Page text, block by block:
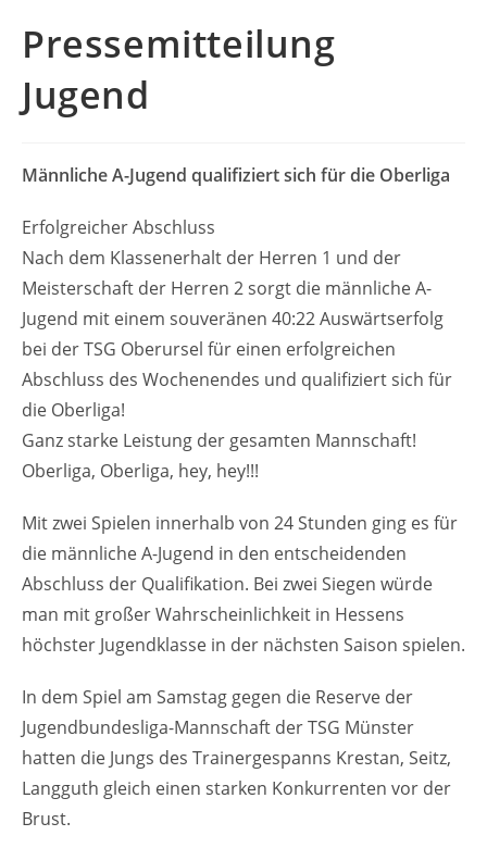
Pressemitteilung
Jugend
Männliche A-Jugend qualifiziert sich für die Oberliga
Erfolgreicher Abschluss
Nach dem Klassenerhalt der Herren 1 und der
Meisterschaft der Herren 2 sorgt die männliche A-
Jugend mit einem souveränen 40:22 Auswärtserfolg
bei der TSG Oberursel für einen erfolgreichen
Abschluss des Wochenendes und qualifiziert sich für
die Oberliga!
Ganz starke Leistung der gesamten Mannschaft!
Oberliga, Oberliga, hey, hey!!!
Mit zwei Spielen innerhalb von 24 Stunden ging es für
die männliche A-Jugend in den entscheidenden
Abschluss der Qualifikation. Bei zwei Siegen würde
man mit großer Wahrscheinlichkeit in Hessens
höchster Jugendklasse in der nächsten Saison spielen.
In dem Spiel am Samstag gegen die Reserve der
Jugendbundesliga-Mannschaft der TSG Münster
hatten die Jungs des Trainergespanns Krestan, Seitz,
Langguth gleich einen starken Konkurrenten vor der
Brust.